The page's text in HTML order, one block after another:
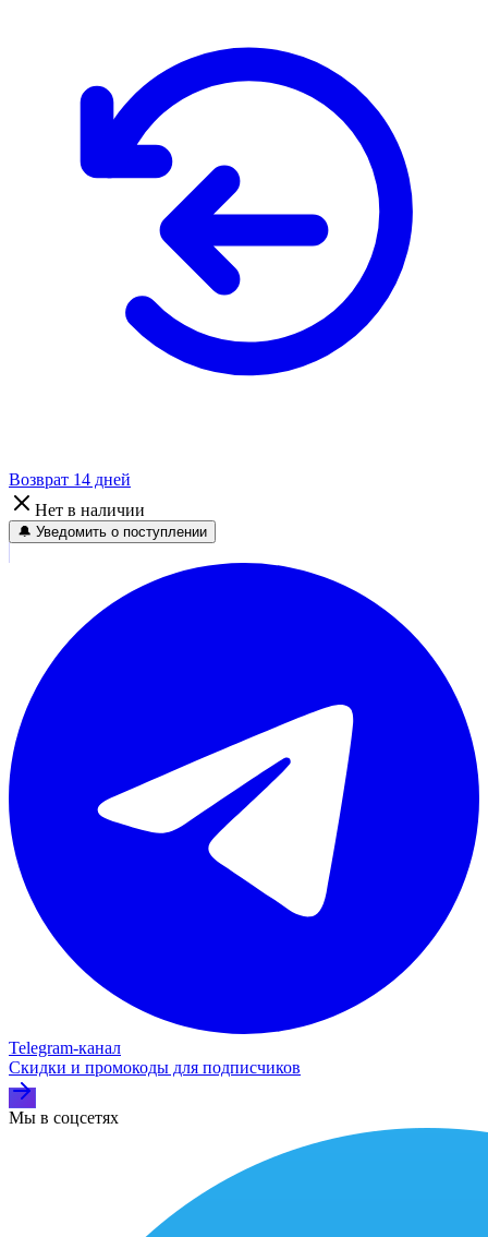
Возврат 14 дней
Нет в наличии
🔔 Уведомить о поступлении
Telegram‑канал
Скидки и промокоды для подписчиков
Мы в соцсетях